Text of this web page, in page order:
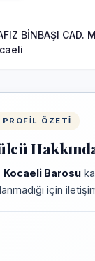
BİNBAŞI CAD.
ÖZETI
Kocaeli Barosu
için